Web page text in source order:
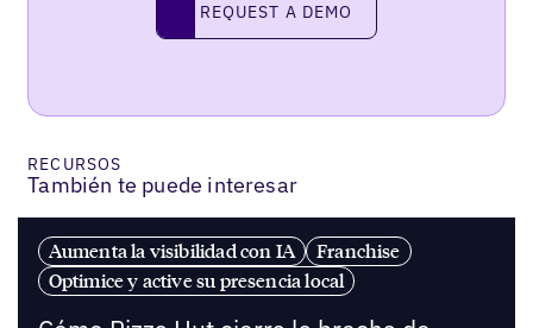
request a demo
REQUEST A DEMO
RECURSOS
También te puede interesar
Aumenta la visibilidad con IA
Franchise
Optimice y active su presencia local